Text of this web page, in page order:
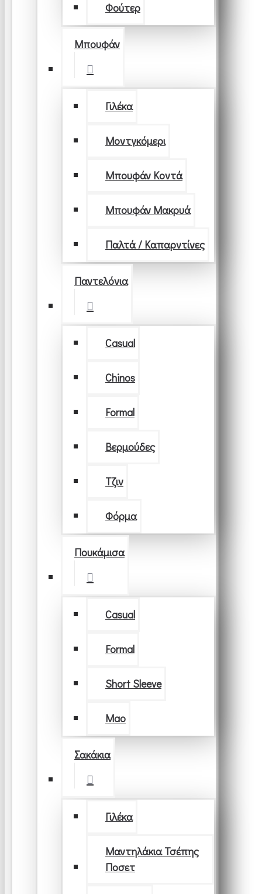
Φούτερ
Μπουφάν
Γιλέκα
Μοντγκόμερι
Μπουφάν Κοντά
Μπουφάν Μακρυά
Παλτά / Καπαρντίνες
Παντελόνια
Casual
Chinos
Formal
Βερμούδες
Τζιν
Φόρμα
Πουκάμισα
Casual
Formal
Short Sleeve
Μao
Σακάκια
Γιλέκα
Μαντηλάκια Τσέπης
Ποσετ